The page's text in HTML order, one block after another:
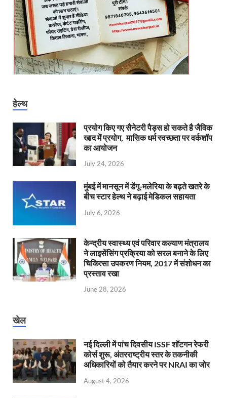
हेल्थ
प्रयोग किए गए सैनेटरी पैड्स हो सकते है जैविक
खाद में प्रयोग, मासिक धर्म स्वच्छता पर वर्कशॉप
का आयोजन
July 24, 2026
मुंबई में मानसून में डेंगू-मलेरिया के बढ़ते खतरे के
बीच स्टार हेल्थ ने बढ़ाई मेडिकल सहायता
July 6, 2026
केन्‍द्रीय स्वास्थ्य एवं परिवार कल्याण मंत्रालय
ने लाइसेंसिंग प्रक्रिया को सरल बनाने के लिए
चिकित्सा उपकरण नियम, 2017 में संशोधन का
प्रस्ताव रखा
June 28, 2026
खेल
नई दिल्ली में पांच दिवसीय ISSF शॉटगन रेफरी
कोर्स शुरू, अंतरराष्ट्रीय स्तर के तकनीकी
अधिकारियों को तैयार करने पर NRAI का जोर
August 4, 2026